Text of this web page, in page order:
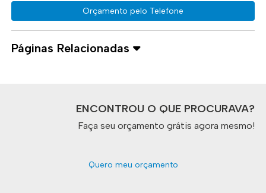
Orçamento pelo Telefone
Páginas Relacionadas
ENCONTROU O QUE PROCURAVA?
Faça seu orçamento grátis agora mesmo!
Quero meu orçamento